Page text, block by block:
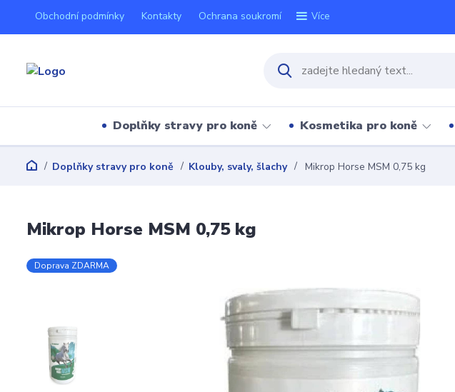
Obchodní podmínky Kontakty Ochrana soukromí Více
Doplňky stravy pro koně Kosmetika pro koně
Doplňky stravy pro koně Klouby, svaly, šlachy Mikrop Horse MSM 0,75 kg
Mikrop Horse MSM 0,75 kg
Doprava ZDARMA